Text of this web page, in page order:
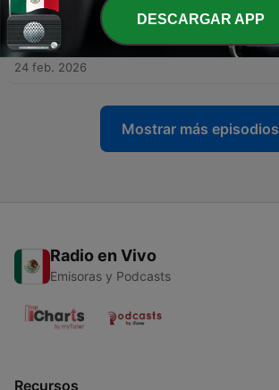
25 feb. 2026
90 - ARCANO CERO | EL LOCO
24 feb. 2026
Mostrar más episodios
Radio en Vivo
Emisoras y Podcasts
Recursos
DESCARGAR APP